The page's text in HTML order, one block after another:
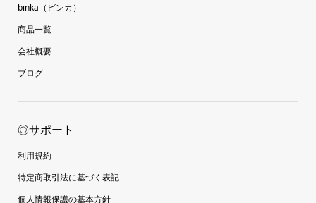
binka（ビンカ）
商品一覧
会社概要
ブログ
◎サポート
利用規約
特定商取引法に基づく表記
個人情報保護の基本方針